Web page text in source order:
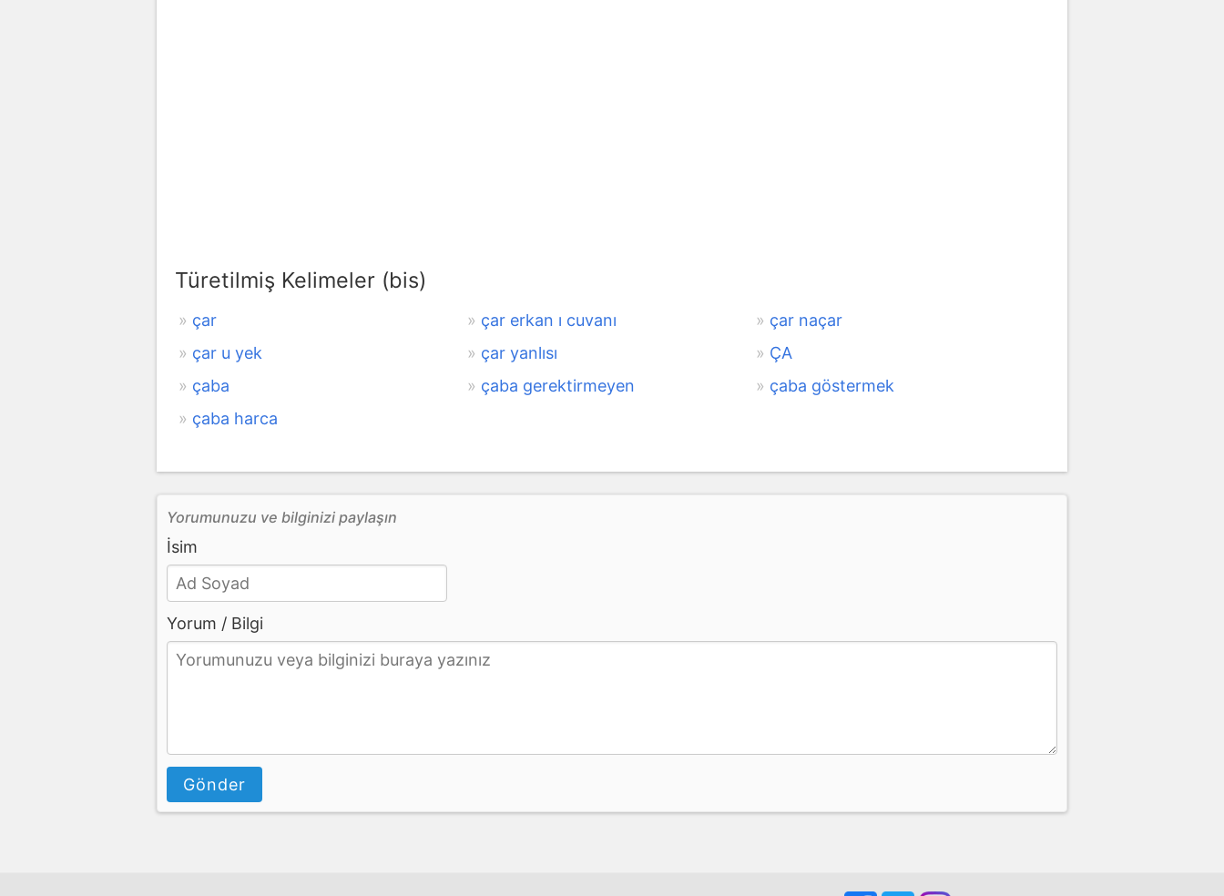
Türetilmiş Kelimeler (bis)
çar çar erkan ı cuvanı
çar naçar
çar u yek
çar yanlısı
ÇA
çaba
çaba gerektirmeyen
çaba göstermek
çaba harca
Yorumunuzu ve bilginizi paylaşın
İsim
Yorum / Bilgi
Gönder